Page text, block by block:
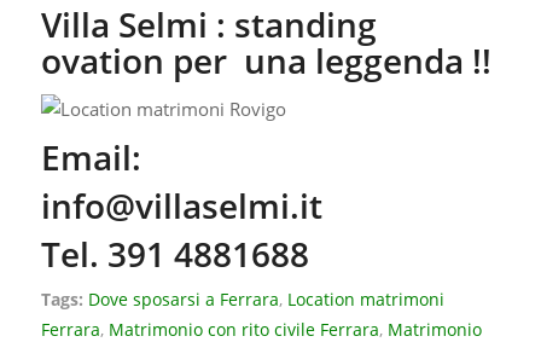
Villa Selmi : standing
ovation per una leggenda !!
Email:
info@villaselmi.it
Tel. 391 4881688
Tags: Dove sposarsi a Ferrara, Location matrimoni
Ferrara, Matrimonio con rito civile Ferrara, Matrimonio